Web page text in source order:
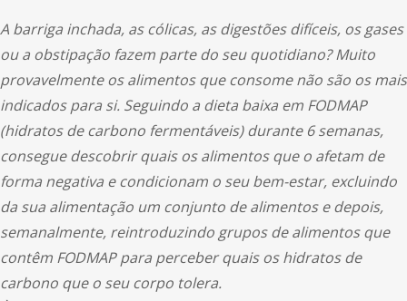
A barriga inchada, as cólicas, as digestões difíceis, os gases
ou a obstipação fazem parte do seu quotidiano? Muito
provavelmente os alimentos que consome não são os mais
indicados para si. Seguindo a dieta baixa em FODMAP
(hidratos de carbono fermentáveis) durante 6 semanas,
consegue descobrir quais os alimentos que o afetam de
forma negativa e condicionam o seu bem-estar, excluindo
da sua alimentação um conjunto de alimentos e depois,
semanalmente, reintroduzindo grupos de alimentos que
contêm FODMAP para perceber quais os hidratos de
carbono que o seu corpo tolera.